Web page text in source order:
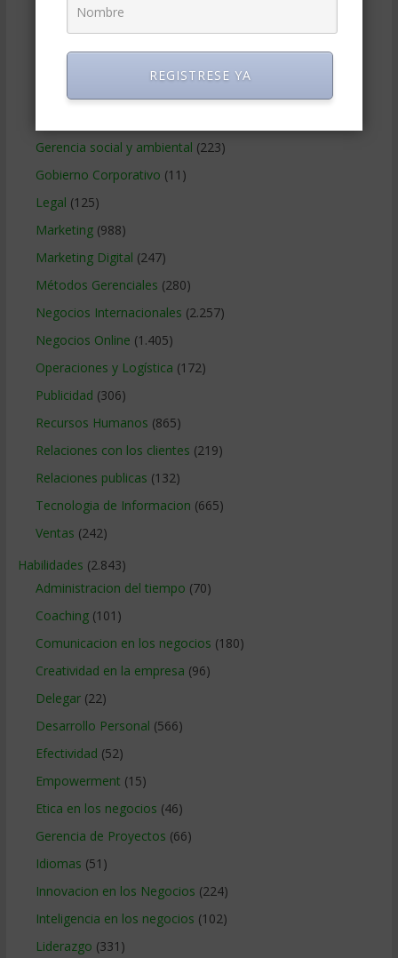
Ciencias Económicas
Contabilidad(466)
Estrategia Empresarial
Gerencia social y ambiental (223)
Gobierno Corporativo (11)
Legal (125)
Marketing(988)
Marketing Digital (247)
Métodos Gerenciales (280)
Negocios Internacionales (2.257)
Negocios Online (1.405)
Operaciones y Logística (172)
Publicidad (306)
Recursos Humanos (865)
Relaciones con los clientes (219)
Relaciones publicas (132)
Tecnologia de Informacion (665)
Ventas (242)
Habilidades (2.843)
Administracion del tiempo (70)
Coaching(101)
Comunicacion en los negocios (180)
Creatividad en la empresa (96)
Delegar(22)
Desarrollo Personal (566)
Efectividad (52)
Empowerment (15)
Etica en los negocios (46)
Gerencia de Proyectos (66)
Idiomas (51)
Innovacion en los Negocios (224)
Inteligencia en los negocios (102)
Liderazgo (331)
REGISTRESE YA